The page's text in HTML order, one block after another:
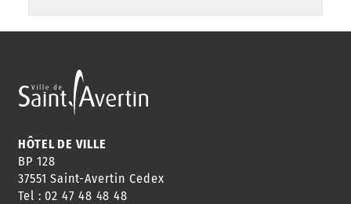
HÔTEL DE VILLE
BP 128
37551 Saint-Avertin Cedex
Tel : 02 47 48 48 48